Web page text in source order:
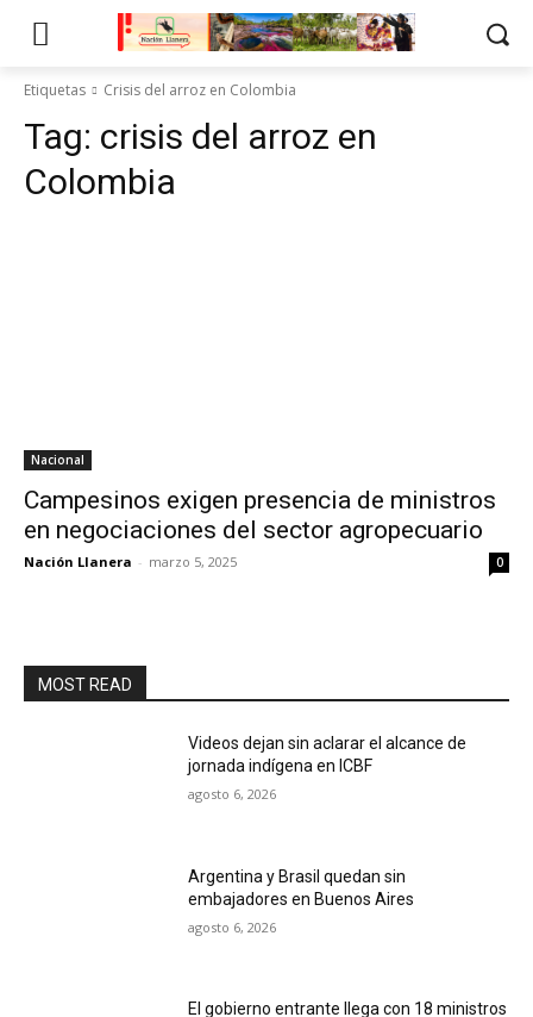
Etiquetas Crisis del arroz en Colombia
Tag: crisis del arroz en
Colombia
Nacional
Campesinos exigen presencia de ministros
en negociaciones del sector agropecuario
Nación Llanera - marzo 5, 2025 0
MOST READ
Videos dejan sin aclarar el alcance de
jornada indígena en ICBF
agosto 6, 2026
Argentina y Brasil quedan sin
embajadores en Buenos Aires
agosto 6, 2026
El gobierno entrante llega con 18 ministros